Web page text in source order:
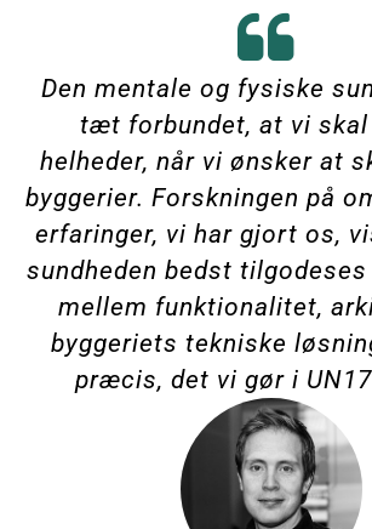
Den mentale og fysiske
tæt forbundet, at vi
helheder, når vi ønsker at
byggerier. Forskningen på
erfaringer, vi har gjort os,
sundheden bedst
mellem funktionalitet,
byggeriets tekniske
præcis, det vi gør i